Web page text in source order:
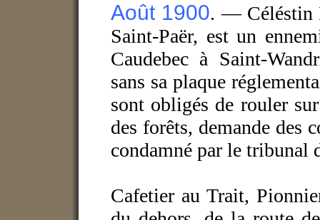
Août 1900. — Céléstin
Saint-Paër, est un
Caudebec à Saint-
sans sa plaque
sont obligés de rouler
des forêts, demande des
condamné par le tribunal
Cafetier au Trait,